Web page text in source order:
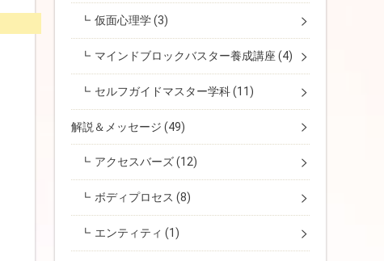
仮面心理学(3)
マインドブロックバスター養成講座(4)
セルフガイドマスター学科(11)
解説＆メッセージ (49)
アクセスバーズ(12)
ボディプロセス(8)
エンティティ(1)